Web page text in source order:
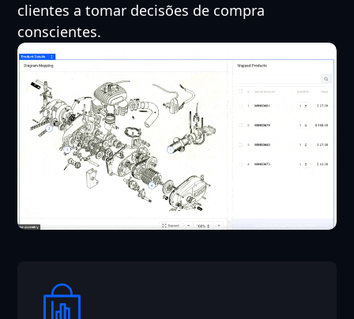
clientes a tomar decisões de compra
conscientes.